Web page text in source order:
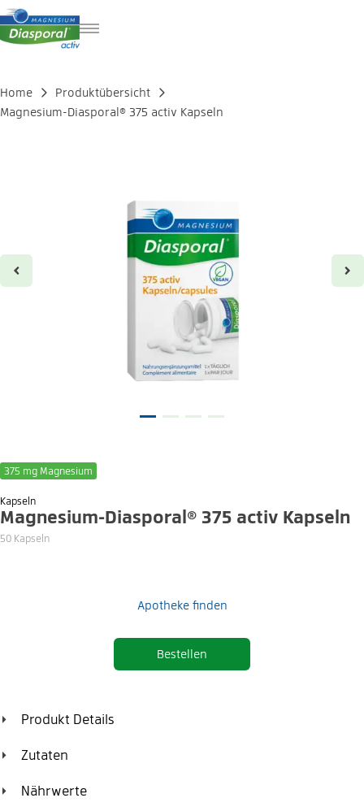
IT
EN
Home
Produktübersicht
Magnesium-Diasporal® 375 activ Kapseln
375 mg Magnesium
Kapseln
Magnesium-Diasporal® 375 activ Kapseln
50 Kapseln
Apotheke finden
Bestellen
Produkt Details
Zucker, ohne Kompromissen.
Zutaten
Nährwerte